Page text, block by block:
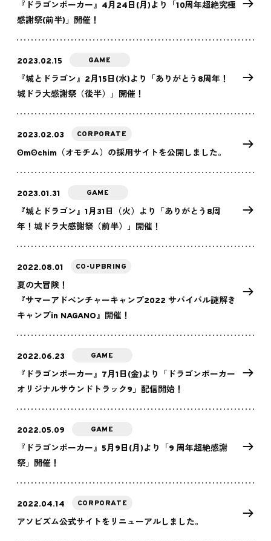
『ドラゴンポーカー』4月24日(月)より「10周年超絶究極
感謝祭(前半)」開催！
2023.02.15 GAME
『城とドラゴン』2月15日(水)より「ありがとう8周年！
城ドラ大感謝祭（後半）」開催！
2023.02.03 CORPORATE
ʘmʘchim（オモチム）の採用サイトを公開しました。
2023.01.31 GAME
『城とドラゴン』1月31日（火）より「ありがとう8周
年！城ドラ大感謝祭（前半）」開催！
2022.08.01 CO-UPBRING
夏の大冒険！
『サマーアドベンチャーキャンプ2022 サバイバル謎解き
キャンプin NAGANO』開催！
2022.06.23 GAME
『ドラゴンポーカー』7月1日(金)より「ドラゴンポーカー
オリジナルサウンドトラック9」配信開始！
2022.05.09 GAME
『ドラゴンポーカー』5月9日(月)より「9 周年超絶感謝
祭」開催！
2022.04.14 CORPORATE
アソビズム公式サイトをリニューアルしました。